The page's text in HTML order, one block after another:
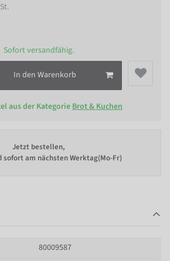
Sofort versandfähig.
In den Warenkorb
aus der Kategorie Brot & Kuchen
Jetzt bestellen,
sofort am nächsten Werktag(Mo-Fr)
80009587